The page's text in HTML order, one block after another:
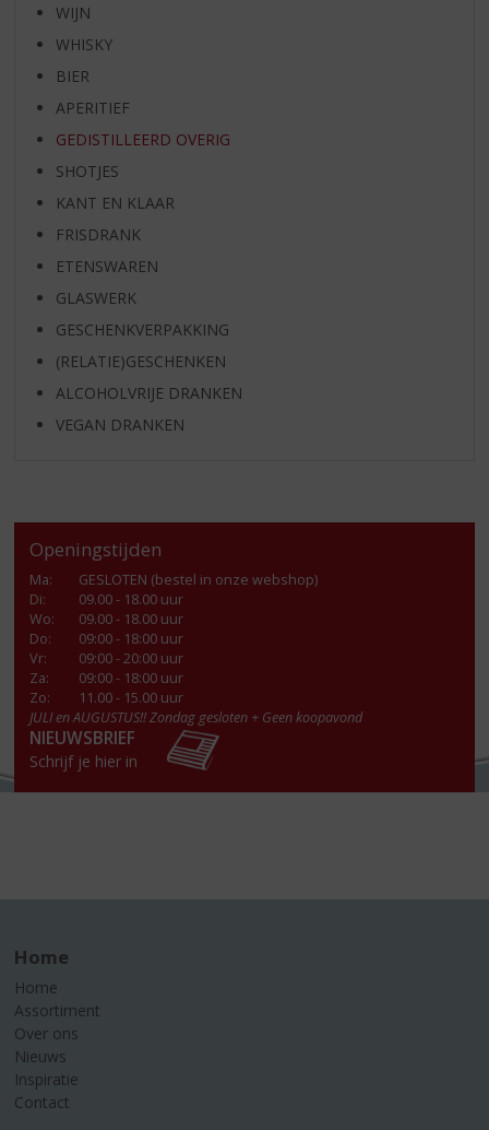
WIJN
WHISKY
BIER
APERITIEF
GEDISTILLEERD OVERIG
SHOTJES
KANT EN KLAAR
FRISDRANK
ETENSWAREN
GLASWERK
GESCHENKVERPAKKING
(RELATIE)GESCHENKEN
ALCOHOLVRIJE DRANKEN
VEGAN DRANKEN
Openingstijden
Ma:
GESLOTEN (bestel in onze webshop)
Di:
09.00 - 18.00 uur
Wo:
09.00 - 18.00 uur
Do:
09:00 - 18:00 uur
Vr:
09:00 - 20:00 uur
Za:
09:00 - 18:00 uur
Zo:
11.00 - 15.00 uur
JULI en AUGUSTUS!! Zondag gesloten + Geen koopavond
NIEUWSBRIEF
Schrijf je hier in
Home
Home
Assortiment
Over ons
Nieuws
Inspiratie
Contact